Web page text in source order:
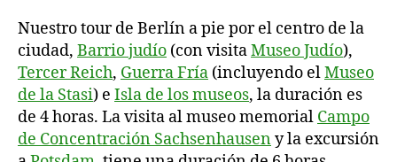
Nuestro tour de Berlín a pie por el centro de la
ciudad, Barrio judío (con visitaMuseo Judío),
Tercer Reich, Guerra Fría (incluyendo elMuseo
de la Stasi) e Isla de los museos, la duración es
de 4 horas. La visita al museo memorial Campo
de Concentración Sachsenhauseny la excursión